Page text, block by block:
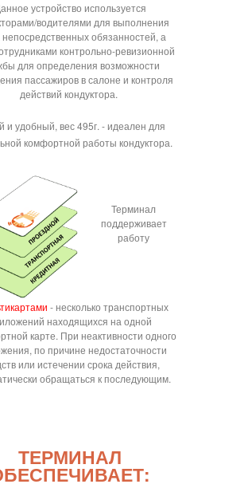
устройство используется
водителями для выполнения
непосредственных обязанностей, а
контрольно-ревизионной
для определения возможности
пассажиров в салоне и контроля
действий кондуктора.
и удобный, вес 495г. - идеален для
комфортной работы кондуктора.
Терминал
поддерживает
работу
- несколько транспортных
находящихся на одной
карте. При неактивности одного
по причине недостаточности
или истечении срока действия,
обращаться к последующим.
ТЕРМИНАЛ